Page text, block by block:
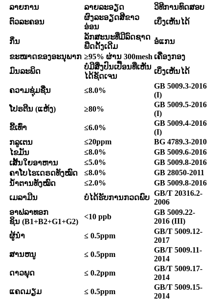
ລາຍການ ລາຍລະອຽດ
ວິທີການທົດສອບ
ຕົວລະຄອນ
ຜົງລະອຽດສີຂາວ
ອ່ອນ
ເບິ່ງເຫັນໄດ້
ກິ່ນ
ລັກສະນະທີ່ມີລົດຊາດ
ພືດດັ້ງເດີມ
ອໍແກນ
ຂະໜາດຂອງອະນຸພາກ ≥95% ຜ່ານ 300mesh ເຄື່ອງກອງ
ມົນລະພິດ
ບໍ່ມີສິ່ງປົນເປື້ອນທີ່ເຫັນ
ໄດ້ຊັດເຈນ
ເບິ່ງເຫັນໄດ້
ຄວາມຊຸ່ມຊື່ນ ≤8.0%
GB 5009.3-2016
(I)
ໂປຣຕີນ (ແຫ້ງ)
≥80%
GB 5009.5-2016
(I)
ຂີ້ເທົ່າ
≤6.0%
GB 5009.4-2016
(I)
ກລູເຕນ
≤20ppm
BG 4789.3-2010
ໄຂມັນ
≤8.0%
GB 5009.6-2016
ເສັ້ນໃຍອາຫານ
≤5.0%
GB 5009.8-2016
ຄາໂບໄຮເດຣດທັງໝົດ
≤8.0%
GB 28050-2011
ນ້ຳຕານທັງໝົດ
≤2.0%
GB 5009.8-2016
ເມລາມີນ
ບໍ່ໄດ້ຮັບການກວດພົບ
GB/T 20316.2-
2006
ອາຟລາທອກ
ຊິນ (B1+B2+G1+G2)
<10 ppb
GB 5009.22-
2016 (III)
ຜູ້ນຳ
≤ 0.5ppm
GB/T 5009.12-
2017
ສານຫນູ
≤ 0.5ppm
GB/T 5009.11-
2014
ດາວພຸດ
≤ 0.2ppm
GB/T 5009.17-
2014
ແຄດມຽມ
≤ 0.5ppm
GB/T 5009.15-
2014